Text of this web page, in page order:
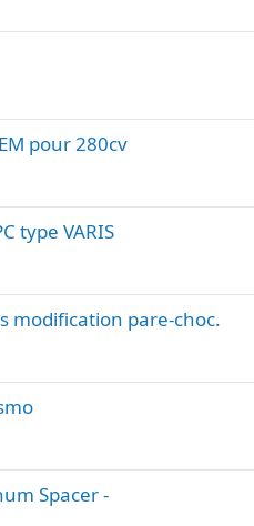
pour 280cv
type VARIS
modification pare-choc.
Spacer -